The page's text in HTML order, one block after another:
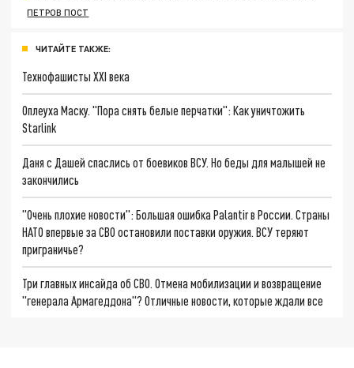
ПЕТРОВ ПОСТ
ЧИТАЙТЕ ТАКЖЕ:
Технофашисты XXI века
Оплеуха Маску. "Пора снять белые перчатки": Как уничтожить
Starlink
Даня с Дашей спаслись от боевиков ВСУ. Но беды для малышей не
закончились
"Очень плохие новости": Большая ошибка Palantir в России. Страны
НАТО впервые за СВО остановили поставки оружия. ВСУ теряют
приграничье?
Три главных инсайда об СВО. Отмена мобилизации и возвращение
"генерала Армагеддона"? Отличные новости, которые ждали все